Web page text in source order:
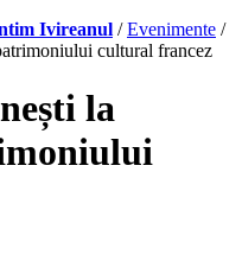
Ivireanul / Evenimente /
cultural francez
la